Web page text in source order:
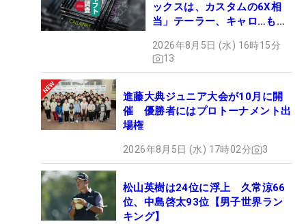
ックスは、カスタムの6X相
当」テーラー、キャロ…もチ
2026年8月5日 (水) 16時15分
13
進藤大典ジュニア大会が10月に開
催 優勝者にはプロトーナメント出
場権
2026年8月5日 (水) 17時02分 3
松山英樹は24位に浮上 久常涼66
位、中島啓太93位【男子世界ラン
キング】